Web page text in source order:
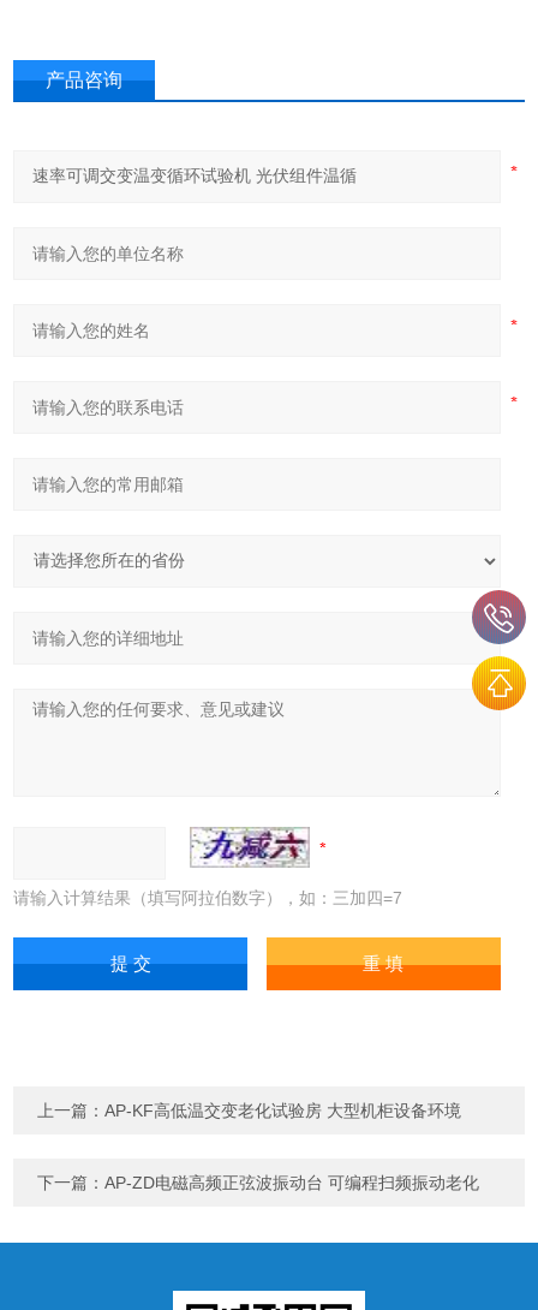
产品咨询
请输入计算结果（填写阿拉伯数字），如：三加四=7
上一篇：AP-KF高低温交变老化试验房 大型机柜设备环境
下一篇：AP-ZD电磁高频正弦波振动台 可编程扫频振动老化